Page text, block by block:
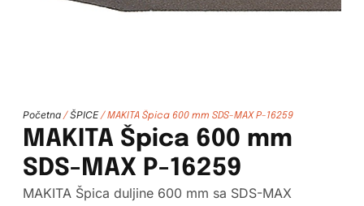
Početna/ ŠPICE/ MAKITA Špica 600 mm SDS-MAX P-16259
MAKITA Špica 600 mm
SDS-MAX P-16259
MAKITA Špica duljine 600 mm sa SDS-MAX